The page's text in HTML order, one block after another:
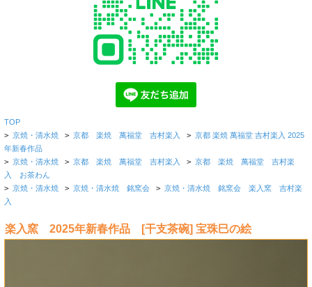
TOP
> 京焼・清水焼 > 京都 楽焼 萬福堂 吉村楽入 > 京都 楽焼 萬福堂 吉村楽入 2025
年新春作品
> 京焼・清水焼 > 京都 楽焼 萬福堂 吉村楽入 > 京都 楽焼 萬福堂 吉村楽
入 お茶わん
> 京焼・清水焼 > 京焼・清水焼 銘窯会 > 京焼・清水焼 銘窯会 楽入窯 吉村楽
入
楽入窯 2025年新春作品 [干支茶碗] 宝珠巳の絵